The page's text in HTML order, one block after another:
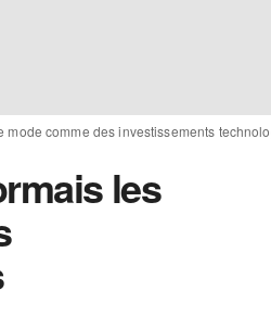
comme des investissements
les